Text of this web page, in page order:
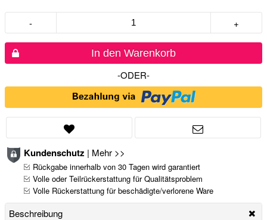
- +
In den Warenkorb
-ODER-
Kundenschutz | Mehr >>
Rückgabe innerhalb von 30 Tagen wird garantiert
Volle oder Teilrückerstattung für Qualitätsproblem
Volle Rückerstattung für beschädigte/verlorene Ware
Beschreibung